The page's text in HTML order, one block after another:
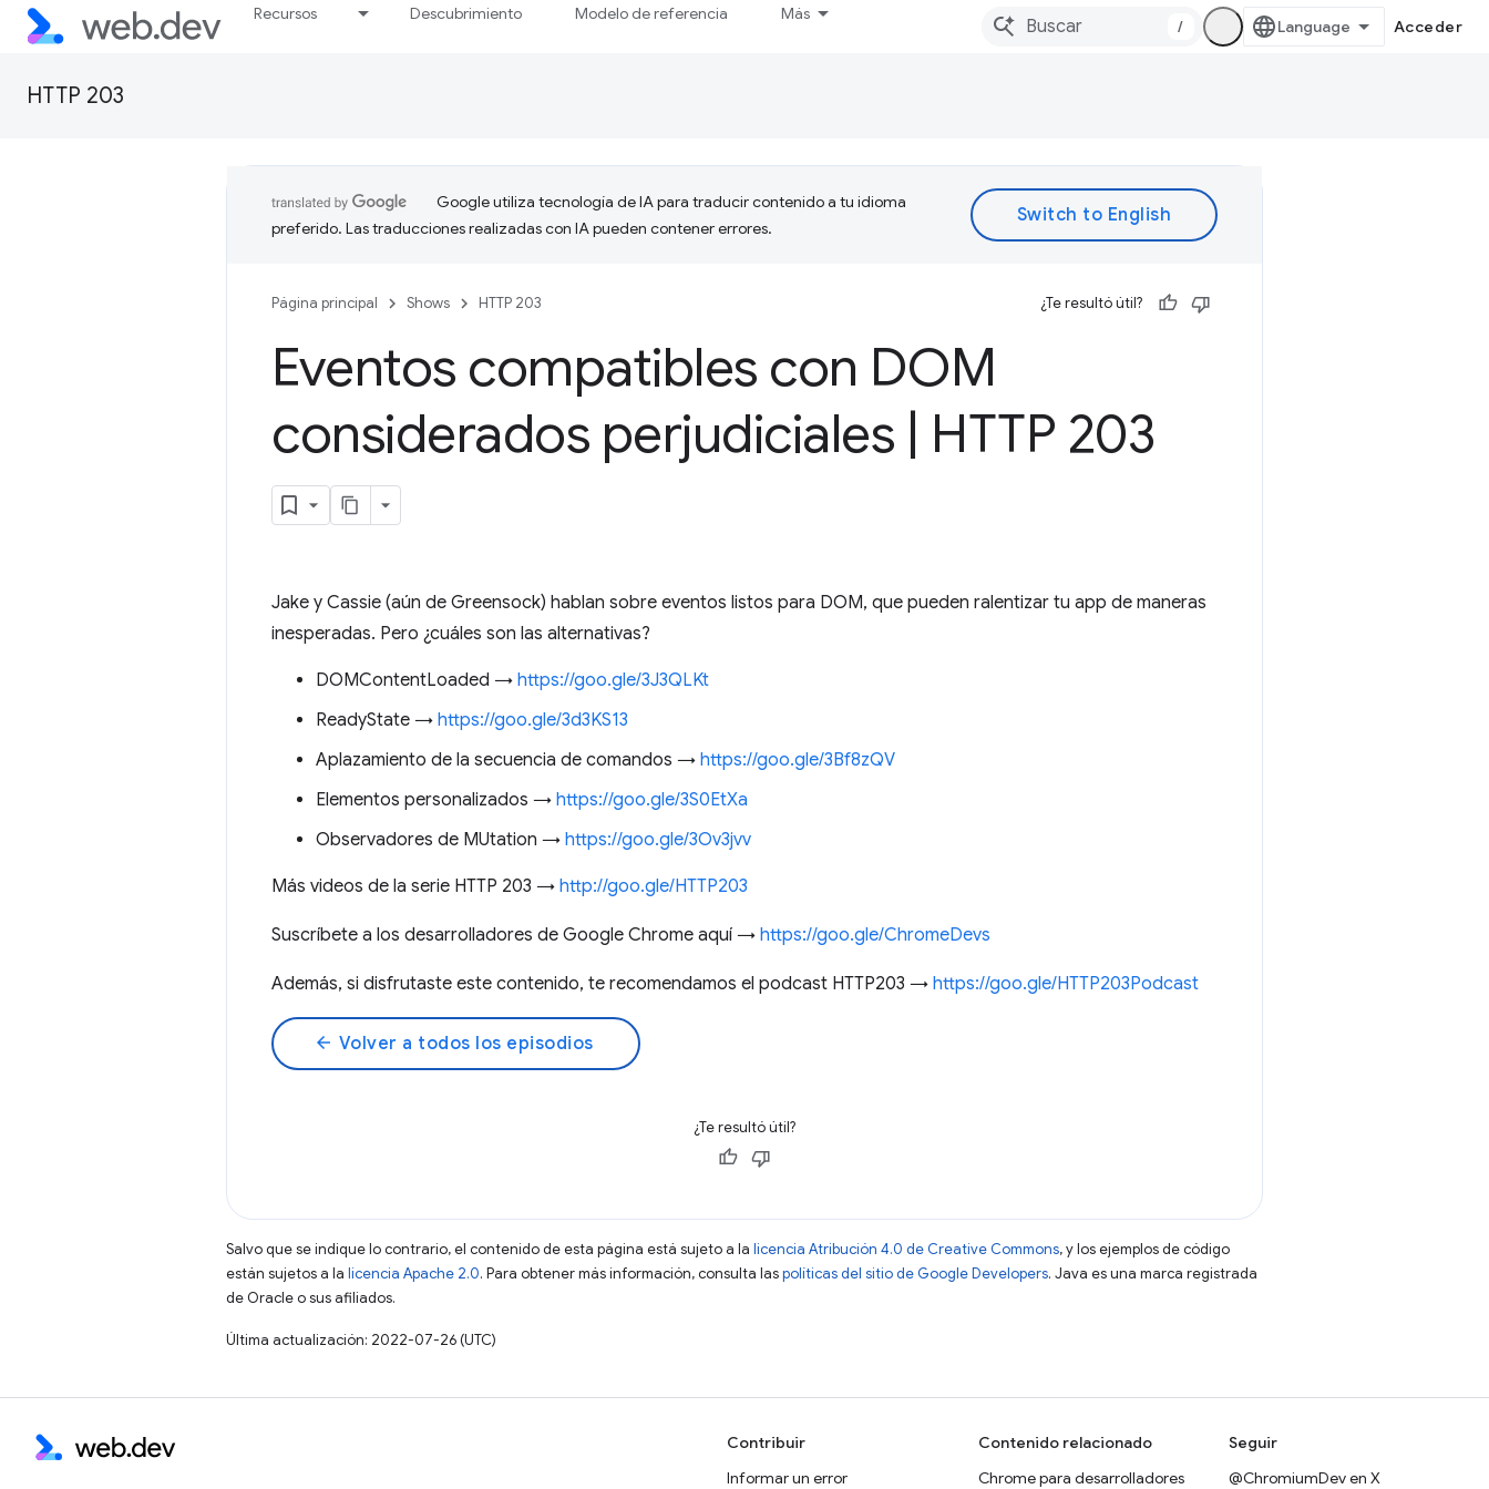
Recursos Descubrimiento Modelo de referencia Más
/ Acceder
HTTP 203
Google utiliza tecnología de IA para traducir contenido a tu idioma
preferido. Las traducciones realizadas con IA pueden contener errores.
Página principal Shows HTTP 203 ¿Te resultó útil?
Eventos compatibles con DOM
considerados perjudiciales
HTTP 203
Jake y Cassie (aún de Greensock) hablan sobre eventos listos para DOM, que pueden ralentizar tu app de maneras
inesperadas. Pero ¿cuáles son las alternativas?
DOMContentLoaded → https://goo.gle/3J3QLKt
ReadyState → https://goo.gle/3d3KS13
Aplazamiento de la secuencia de comandos → https://goo.gle/3Bf8zQV
Elementos personalizados → https://goo.gle/3S0EtXa
Observadores de MUtation → https://goo.gle/3Ov3jvv
Más videos de la serie HTTP 203 → http://goo.gle/HTTP203
Suscríbete a los desarrolladores de Google Chrome aquí → https://goo.gle/ChromeDevs
Además, si disfrutaste este contenido, te recomendamos el podcast HTTP203 → https://goo.gle/HTTP203Podcast
arrow_back Volver a todos los episodios
¿Te resultó útil?
Salvo que se indique lo contrario, el contenido de esta página está sujeto a la licencia Atribución 4.0 de Creative Commons, y los ejemplos de código
están sujetos a la licencia Apache 2.0. Para obtener más información, consulta laspolíticas del sitio de Google Developers. Java es una marca registrada
de Oracle o sus afiliados.
Última actualización: 2022-07-26 (UTC)
Contribuir
Informar un error
Contenido relacionado
Chrome para desarrolladores
Seguir
@ChromiumDev en X